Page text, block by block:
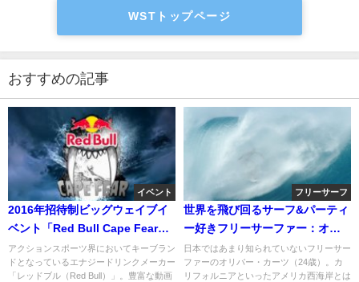
WSTトップページ
おすすめの記事
イベント
2016年招待制ビッグウェイブイ
ベント「Red Bull Cape Fear」
予告編
アクションスポーツ界においてキーブラン
ドとなっているエナジードリンクメーカー
「レッドブル（Red Bull）」。豊富な動画
フリーサーフ
世界を飛び回るサーフ&パーティ
ー好きフリーサーファー：オリ
バー・カーツ
日本ではあまり知られていないフリーサー
ファーのオリバー・カーツ（24歳）。カ
リフォルニアといったアメリカ西海岸とは